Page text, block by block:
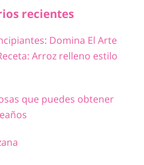
recientes
Domina El Arte
Arroz relleno estilo
que puedes obtener